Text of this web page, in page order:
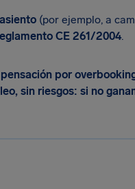
(por ejemplo, a
CE 261/2004.
por
sin riesgos: si no